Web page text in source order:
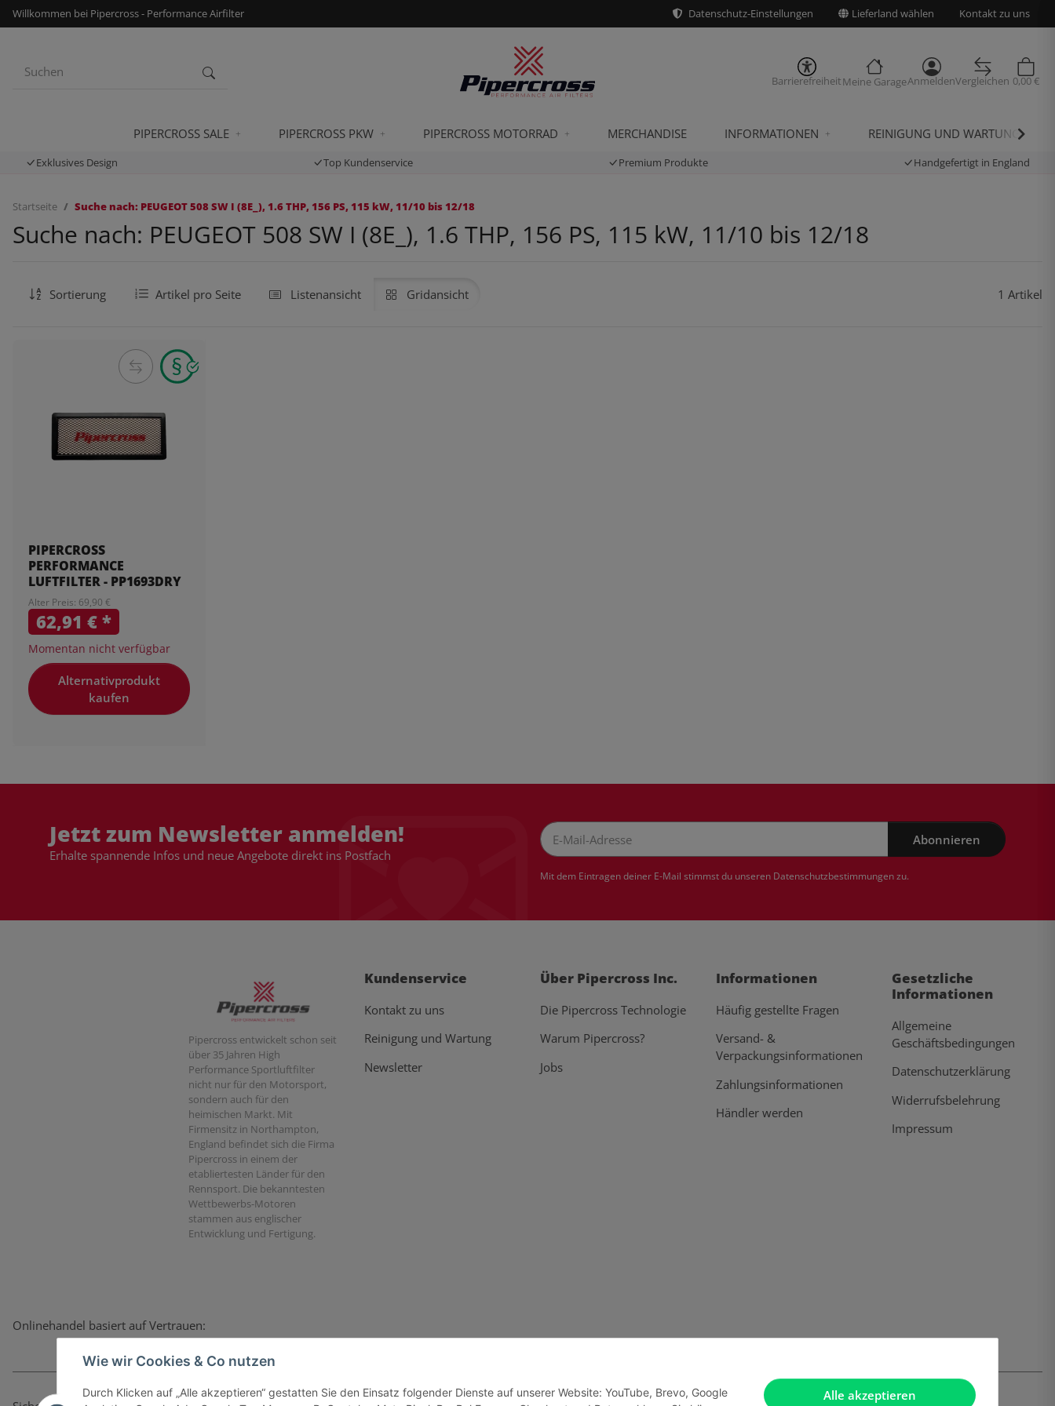
Alle akzeptieren
Wie wir Cookies & Co nutzen
Durch Klicken auf „Alle akzeptieren“ gestatten Sie den Einsatz folgender Dienste auf unserer Website: YouTube, Brevo, Google
Willkommen bei Pipercross - Performance Airfilter Datenschutz-Einstellungen Lieferland wählen Kontakt zu uns
BarrierefreiheitMeine GarageAnmeldenVergleichen 0,00 €
PIPERCROSS SALE PIPERCROSS PKW PIPERCROSS MOTORRAD MERCHANDISE INFORMATIONEN REINIGUNG UND WARTUNG
Exklusives Design Top Kundenservice Premium Produkte Handgefertigt in England
Startseite Suche nach: PEUGEOT 508 SW I (8E_), 1.6 THP, 156 PS, 115 kW, 11/10 bis 12/18
Suche nach: PEUGEOT 508 SW I (8E_), 1.6 THP, 156 PS, 115 kW, 11/10 bis 12/18
Sortierung Artikel pro Seite Listenansicht Gridansicht 1 Artikel
PIPERCROSS
PERFORMANCE
LUFTFILTER - PP1693DRY
Alter Preis: 69,90 €
62,91 €*
Momentan nicht verfügbar
Alternativprodukt
kaufen
Jetzt zum Newsletter anmelden!
Erhalte spannende Infos und neue Angebote direkt ins Postfach
Abonnieren
Mit dem Eintragen deiner E-Mail stimmst du unseren Datenschutzbestimmungenzu.
Pipercross entwickelt schon seit
über 35 Jahren High
Performance Sportluftfilter
nicht nur für den Motorsport,
sondern auch für den
heimischen Markt. Mit
Firmensitz in Northampton,
England befindet sich die Firma
Pipercross in einem der
etabliertesten Länder für den
Rennsport. Die bekanntesten
Wettbewerbs-Motoren
stammen aus englischer
Entwicklung und Fertigung.
Kundenservice
Kontakt zu uns
Reinigung und Wartung
Newsletter
Über Pipercross Inc.
Die Pipercross Technologie
Warum Pipercross?
Jobs
Informationen
Häufig gestellte Fragen
Versand- &
Verpackungsinformationen
Zahlungsinformationen
Händler werden
Gesetzliche
Informationen
Allgemeine
Geschäftsbedingungen
Datenschutzerklärung
Widerrufsbelehrung
Impressum
Onlinehandel basiert auf Vertrauen: